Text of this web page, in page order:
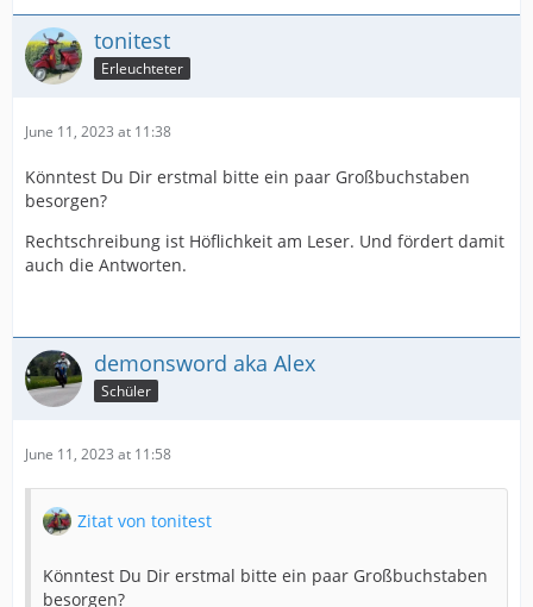
tonitest
Erleuchteter
June 11, 2023 at 11:38
Könntest Du Dir erstmal bitte ein paar Großbuchstaben
besorgen?
Rechtschreibung ist Höflichkeit am Leser. Und fördert damit
auch die Antworten.
demonsword aka Alex
Schüler
June 11, 2023 at 11:58
Zitat von tonitest
Könntest Du Dir erstmal bitte ein paar Großbuchstaben
besorgen?